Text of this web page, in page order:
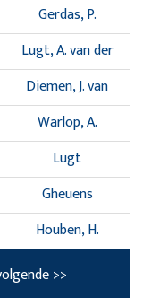
Gerdas, P.
Lugt, A. van der
Diemen, J. van
Warlop, A.
Lugt
Gheuens
Houben, H.
>>